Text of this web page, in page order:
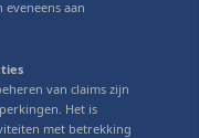
aan
van claims zijn
Het is
met betrekking